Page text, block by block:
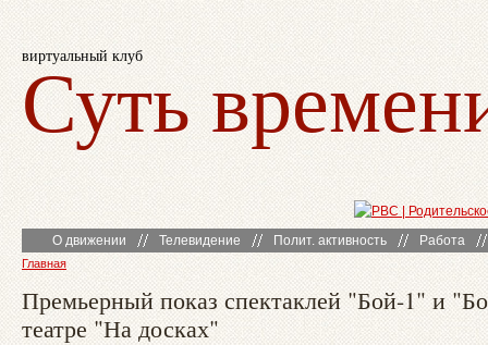
виртуальный клуб
Суть
О движении Телевидение Полит. активность Работа
Главная
Премьерный показ спектаклей "Бой-1" и
театре "На досках"